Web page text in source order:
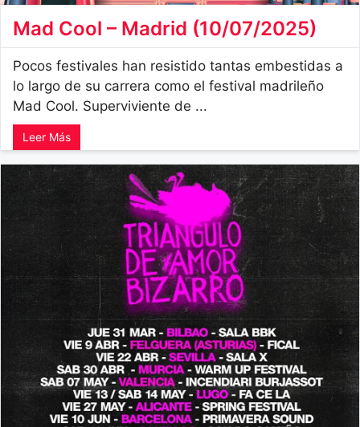
Mad Cool – Madrid (10/07/2025)
Pocos festivales han resistido tantas embestidas a
lo largo de su carrera como el festival madrileño
Mad Cool. Superviviente de ...
Leer Más